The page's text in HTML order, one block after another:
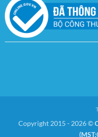
Copyright 2015 - 2026 ©